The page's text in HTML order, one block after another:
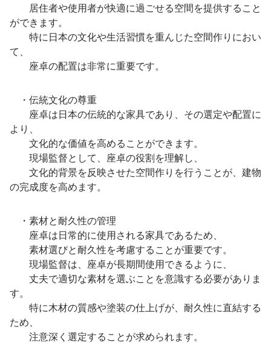
居住者や使用者が快適に過ごせる空間を提供すること
ができます。
特に日本の文化や生活習慣を重んじた空間作りにおい
て、
座卓の配置は非常に重要です。
・伝統文化の尊重
座卓は日本の伝統的な家具であり、その選定や配置に
より、
文化的な価値を高めることができます。
現場監督として、座卓の役割を理解し、
文化的背景を反映させた空間作りを行うことが、建物
の完成度を高めます。
・素材と耐久性の管理
座卓は日常的に使用される家具であるため、
素材選びと耐久性を考慮することが重要です。
現場監督は、座卓が長期間使用できるように、
丈夫で適切な素材を選ぶことを意識する必要がありま
す。
特に木材の質感や塗装の仕上げが、耐久性に直結する
ため、
注意深く選定することが求められます。